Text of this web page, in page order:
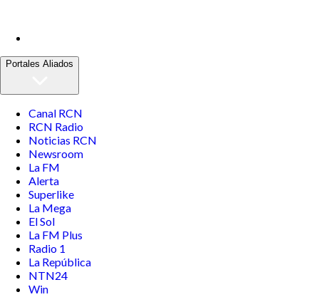
Portales Aliados
Canal RCN
RCN Radio
Noticias RCN
Newsroom
La FM
Alerta
Superlike
La Mega
El Sol
La FM Plus
Radio 1
La República
NTN24
Win